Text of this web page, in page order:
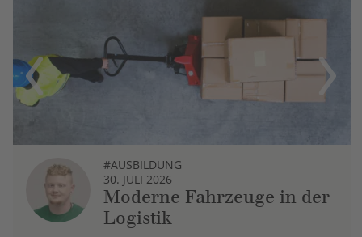
Previous
#AUSBILDUNG
30. JULI 2026
Moderne Fahrzeuge in der
Logistik
Next